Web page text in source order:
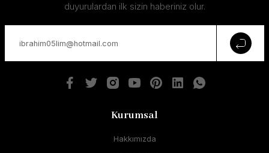
duyurulardan ilk sizin haberiniz olur.
Kurumsal
Hakkımızda